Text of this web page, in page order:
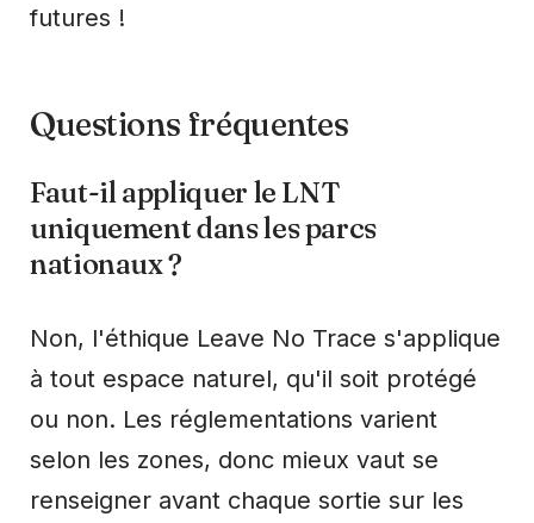
futures !
Questions fréquentes
Faut-il appliquer le LNT
uniquement dans les parcs
nationaux ?
Non, l'éthique Leave No Trace s'applique
à tout espace naturel, qu'il soit protégé
ou non. Les réglementations varient
selon les zones, donc mieux vaut se
renseigner avant chaque sortie sur les